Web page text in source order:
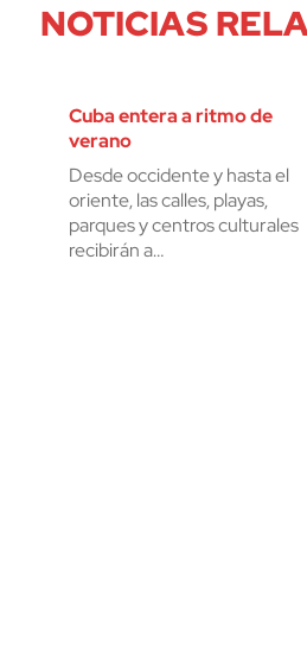
NOTICIAS
Cuba entera a ritmo de
verano
Desde occidente y hasta el
oriente, las calles, playas,
parques y centros culturales
recibirán a…